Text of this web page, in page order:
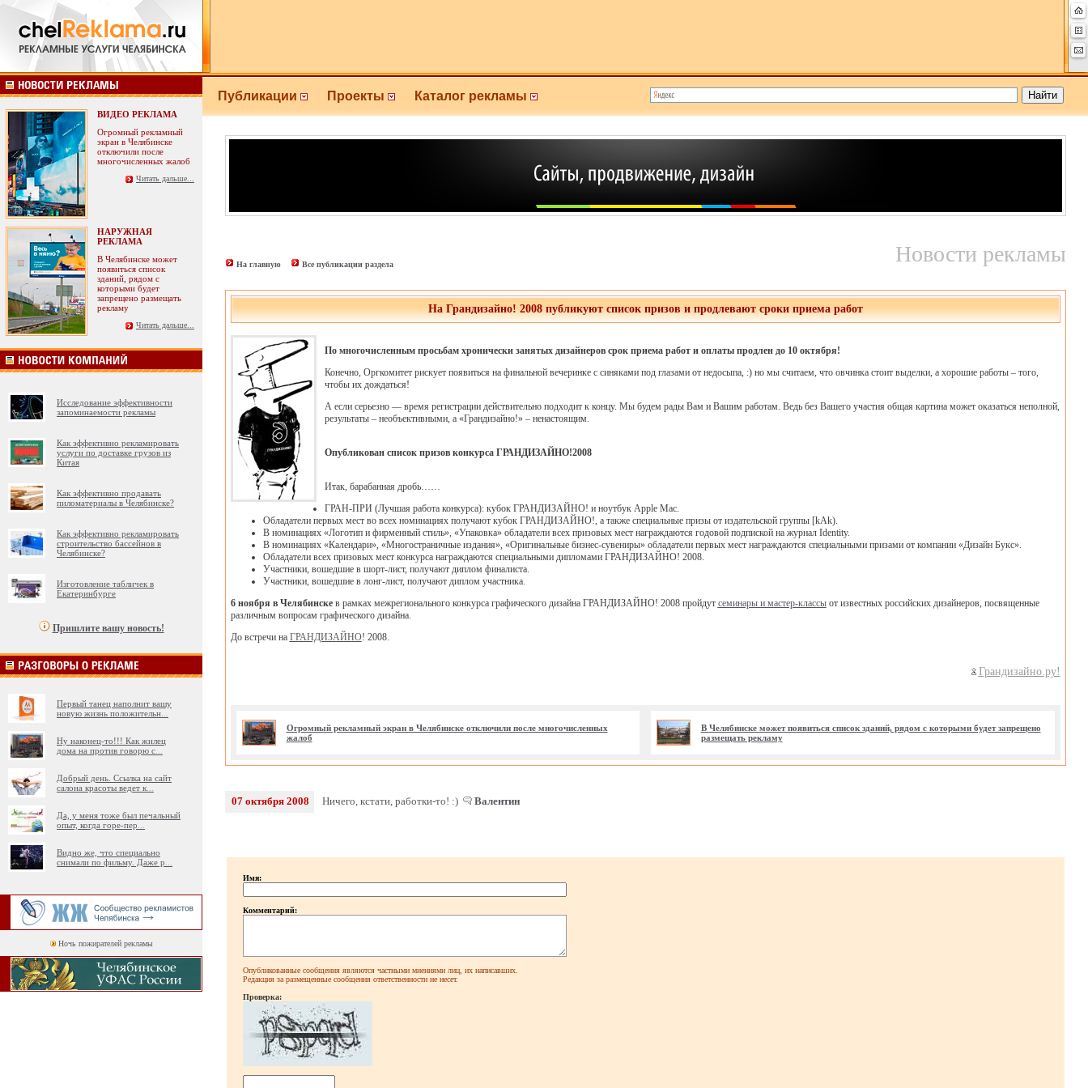
ВИДЕО РЕКЛАМА
Огромный рекламный
экран в Челябинске
отключили после
многочисленных жалоб
Читать дальше...
НАРУЖНАЯ
РЕКЛАМА
В Челябинске может
появиться список
зданий, рядом с
которыми будет
запрещено размещать
рекламу
Читать дальше...
Исследование эффективности
запоминаемости рекламы
Как эффективно рекламировать
услуги по доставке грузов из
Китая
Как эффективно продавать
пиломатериалы в Челябинске?
Как эффективно рекламировать
строительство бассейнов в
Челябинске?
Изготовление табличек в
Екатеринбурге
Пришлите вашу новость!
Первый танец наполнит вашу
новую жизнь положительн
Ну наконец-то!!! Как жилец
дома на против говорю с
Добрый день. Ссылка на сайт
салона красоты ведет к
Да, у меня тоже был печальный
опыт, когда горе-пер
Видно же, что специально
снимали по фильму. Даже р
Ночь пожирателей рекламы
Публикации Проекты Каталог рекламы
На главную Все публикации раздела Новости рекламы
На Грандизайно! 2008 публикуют список призов и продлевают сроки приема работ
По многочисленным просьбам хронически занятых дизайнеров срок приема работ и оплаты продлен до 10 октября!
Конечно, Оргкомитет рискует появиться на финальной вечеринке с синяками под глазами от недосыпа, :) но мы считаем, что овчинка стоит выделки, а хорошие работы – того,
чтобы их дождаться!
А если серьезно — время регистрации действительно подходит к концу. Мы будем рады Вам и Вашим работам. Ведь без Вашего участия общая картина может оказаться неполной,
результаты – необъективными, а «Грандизайно!» – ненастоящим.
Опубликован список призов конкурса ГРАНДИЗАЙНО!2008
Итак, барабанная дробь……
ГРАН-ПРИ (Лучшая работа конкурса): кубок ГРАНДИЗАЙНО! и ноутбук Apple Mac.
Обладатели первых мест во всех номинациях получают кубок ГРАНДИЗАЙНО!, а также специальные призы от издательской группы [kAk).
В номинациях «Логотип и фирменный стиль», «Упаковка» обладатели всех призовых мест награждаются годовой подпиской на журнал Identity.
В номинациях «Календари», «Многостраничные издания», «Оригинальные бизнес-сувениры» обладатели первых мест награждаются специальными призами от компании «Дизайн Букс».
Обладатели всех призовых мест конкурса награждаются специальными дипломами ГРАНДИЗАЙНО! 2008.
Участники, вошедшие в шорт-лист, получают диплом финалиста.
Участники, вошедшие в лонг-лист, получают диплом участника.
6 ноября в Челябинскев рамках межрегионального конкурса графического дизайна ГРАНДИЗАЙНО! 2008 пройдут семинары и мастер-классыот известных российских дизайнеров, посвященные
различным вопросам графического дизайна.
До встречи на ГРАНДИЗАЙНО! 2008.
Грандизайно.ру!
Огромный рекламный экран в Челябинске отключили после многочисленных
жалоб
В Челябинске может появиться список зданий, рядом с которыми будет запрещено
размещать рекламу
07 октября 2008 Ничего, кстати, работки-то! :) Валентин
Имя:
Комментарий:
Опубликованные сообщения являются частными мнениями лиц, их написавших.
Редакция за размещенные сообщения ответственности не несет.
Проверка: